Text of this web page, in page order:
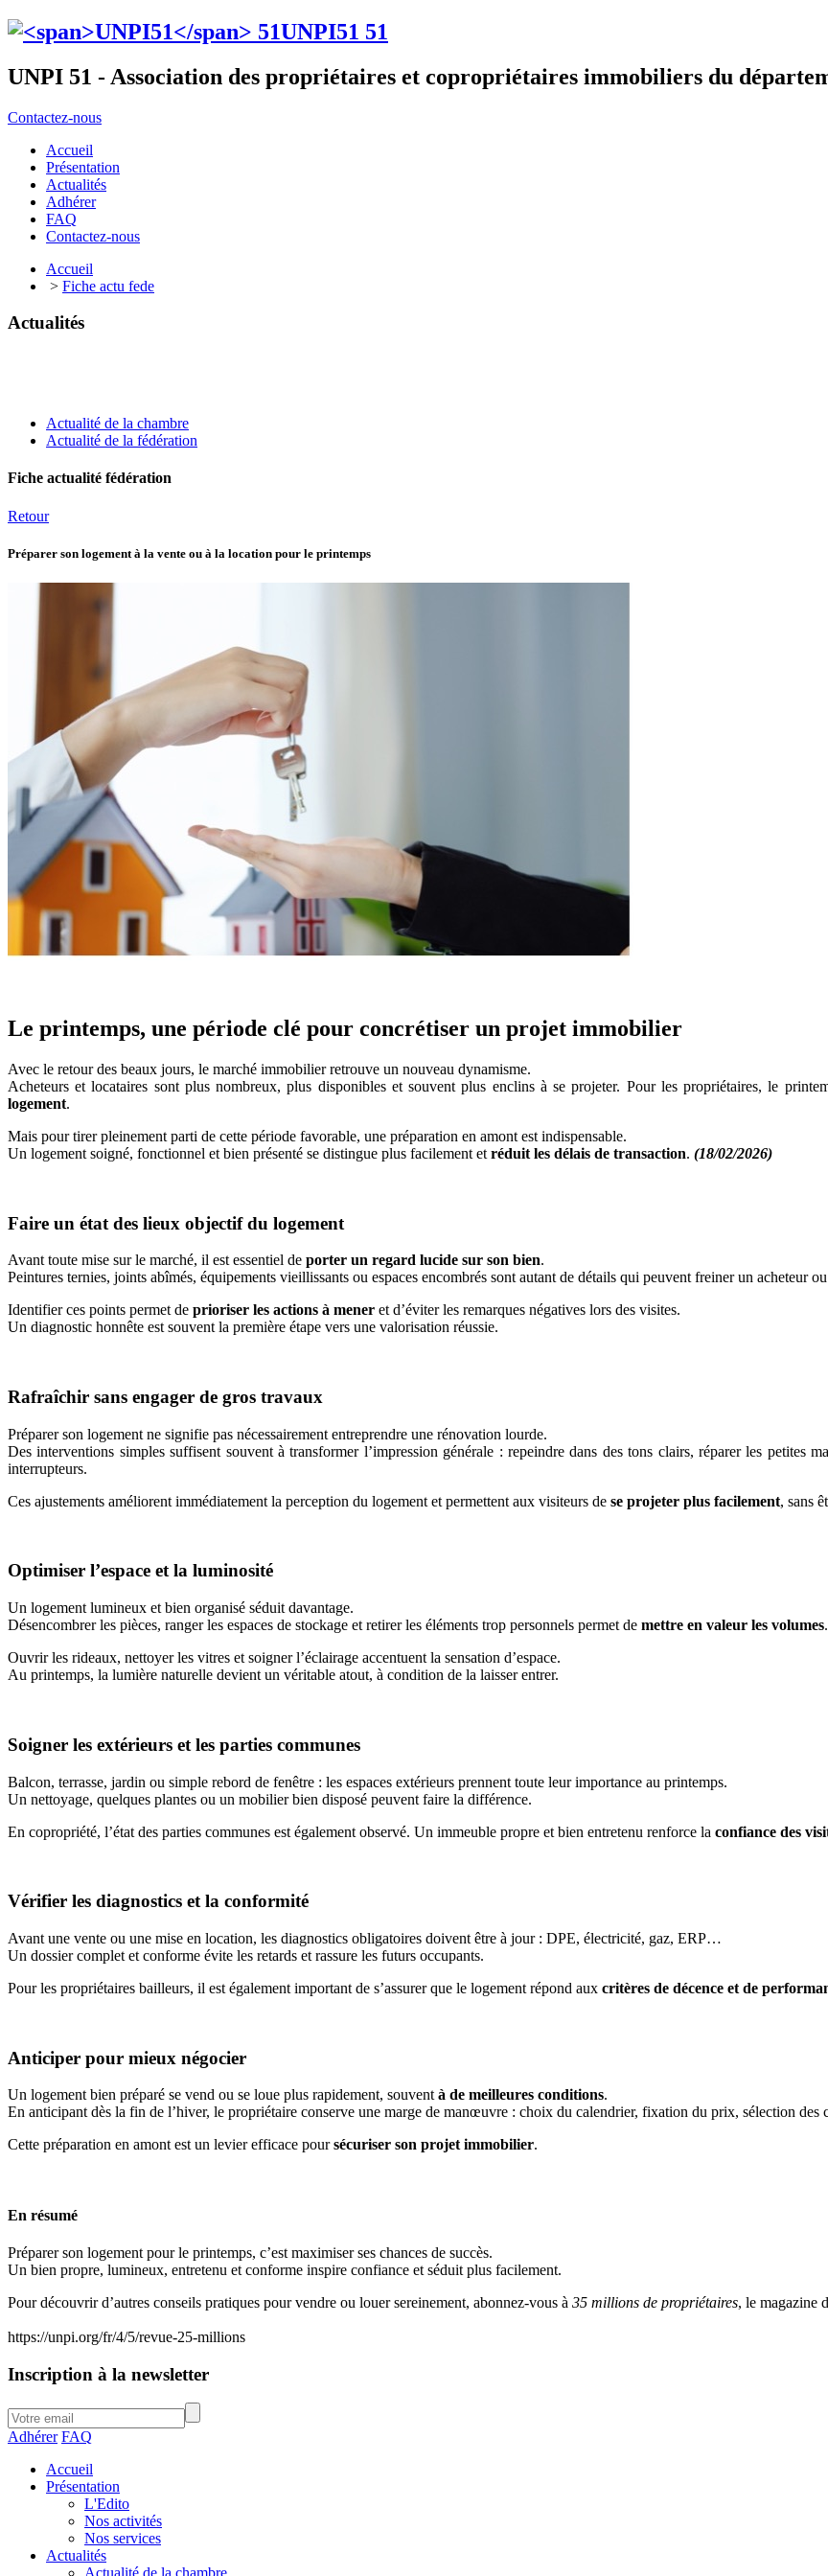
UNPI51 51
UNPI 51 - Association des propriétaires et copropriétaires immobiliers du
Contactez-nous
Accueil
Présentation
Actualités
Adhérer
FAQ
Contactez-nous
Accueil
> Fiche actu fede
Actualités
Actualité de la chambre
Actualité de la fédération
Fiche actualité fédération
Retour
Préparer son logement à la vente ou à la location pour le printemps
Le printemps, une période clé pour concrétiser un projet immobilier
Avec le retour des beaux jours, le marché immobilier retrouve un nouveau dynamisme.
Acheteurs et locataires sont plus nombreux, plus disponibles et souvent plus enclins à se projeter. Pour les propriétaires, le
logement.
Mais pour tirer pleinement parti de cette période favorable, une préparation en amont est indispensable.
Un logement soigné, fonctionnel et bien présenté se distingue plus facilement et réduit les délais de transaction. (18/02/2026)
Faire un état des lieux objectif du logement
Avant toute mise sur le marché, il est essentiel de porter un regard lucide sur son bien.
Peintures ternies, joints abîmés, équipements vieillissants ou espaces encombrés sont autant de détails qui peuvent freiner un acheteur
Identifier ces points permet de prioriser les actions à mener et d’éviter les remarques négatives lors des visites.
Un diagnostic honnête est souvent la première étape vers une valorisation réussie.
Rafraîchir sans engager de gros travaux
Préparer son logement ne signifie pas nécessairement entreprendre une rénovation lourde.
Des interventions simples suffisent souvent à transformer l’impression générale : repeindre dans des tons clairs, réparer les petites
interrupteurs.
Ces ajustements améliorent immédiatement la perception du logement et permettent aux visiteurs de se projeter plus facilement, sans
Optimiser l’espace et la luminosité
Un logement lumineux et bien organisé séduit davantage.
Désencombrer les pièces, ranger les espaces de stockage et retirer les éléments trop personnels permet de mettre en valeur les volumes.
Ouvrir les rideaux, nettoyer les vitres et soigner l’éclairage accentuent la sensation d’espace.
Au printemps, la lumière naturelle devient un véritable atout, à condition de la laisser entrer.
Soigner les extérieurs et les parties communes
Balcon, terrasse, jardin ou simple rebord de fenêtre : les espaces extérieurs prennent toute leur importance au printemps.
Un nettoyage, quelques plantes ou un mobilier bien disposé peuvent faire la différence.
En copropriété, l’état des parties communes est également observé. Un immeuble propre et bien entretenu renforce la confiance des
Vérifier les diagnostics et la conformité
Avant une vente ou une mise en location, les diagnostics obligatoires doivent être à jour : DPE, électricité, gaz, ERP…
Un dossier complet et conforme évite les retards et rassure les futurs occupants.
Pour les propriétaires bailleurs, il est également important de s’assurer que le logement répond aux critères de décence et de
Anticiper pour mieux négocier
Un logement bien préparé se vend ou se loue plus rapidement, souventà de meilleures conditions.
En anticipant dès la fin de l’hiver, le propriétaire conserve une marge de manœuvre : choix du calendrier, fixation du prix, sélection des
Cette préparation en amont est un levier efficace poursécuriser son projet immobilier.
En résumé
Préparer son logement pour le printemps, c’est maximiser ses chances de succès.
Un bien propre, lumineux, entretenu et conforme inspire confiance et séduit plus facilement.
Pour découvrir d’autres conseils pratiques pour vendre ou louer sereinement, abonnez-vous à 35 millions de propriétaires, le magazine
https://unpi.org/fr/4/5/revue-25-millions
Inscription à la newsletter
Adhérer FAQ
Accueil
Présentation
L'Edito
Nos activités
Nos services
Actualités